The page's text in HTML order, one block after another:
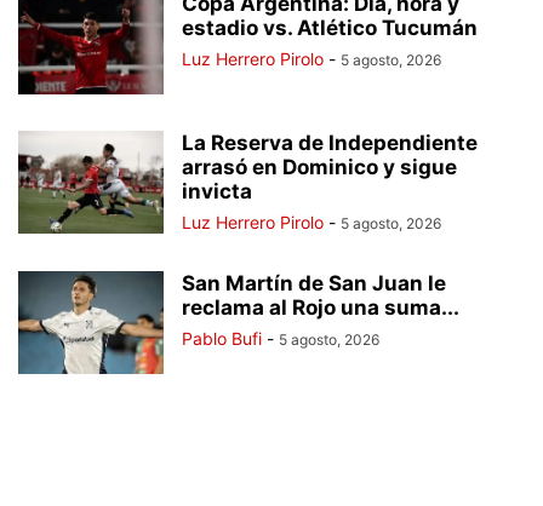
estadio vs. Atlético Tucumán
Luz Herrero Pirolo - 5 agosto, 2026
La Reserva de Independiente
arrasó en Dominico y sigue
invicta
Luz Herrero Pirolo - 5 agosto, 2026
San Martín de San Juan le
reclama al Rojo una suma...
Pablo Bufi - 5 agosto, 2026